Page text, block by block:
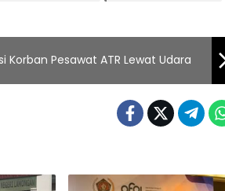
Korban Pesawat ATR Lewat Udara